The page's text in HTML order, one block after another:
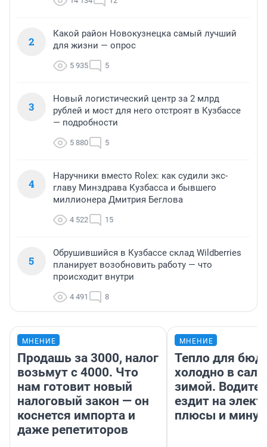
2
Какой район Новокузнецка самый лучший
для жизни — опрос
5 935 5
3
Новый логистический центр за 2 млрд
рублей и мост для него отстроят в Кузбассе
— подробности
5 880 5
4
Наручники вместо Rolex: как судили экс-
главу Минздрава Кузбасса и бывшего
миллионера Дмитрия Беглова
4 522 15
5
Обрушившийся в Кузбассе склад Wildberries
планирует возобновить работу — что
происходит внутри
4 491 8
МНЕНИЕ
Продашь за 3000, налог
возьмут с 4000. Что
нам готовит новый
налоговый закон — он
коснется импорта и
даже репетиторов
МНЕНИЕ
Тепло для
холодно в
зимой.
ездит на
плюсы и